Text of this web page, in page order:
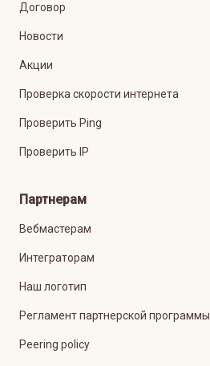
Договор
Новости
Акции
Проверка скорости интернета
Проверить Ping
Проверить IP
Партнерам
Вебмастерам
Интеграторам
Наш логотип
Регламент партнерской программы
Peering policy